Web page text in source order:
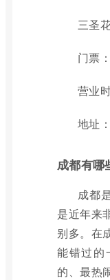
三圣
门票
营业
地址
成都有哪
成都
是近年来
别多。在
能错过的
的、最热